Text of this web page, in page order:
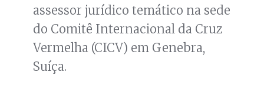
assessor jurídico temático na sede
do Comitê Internacional da Cruz
Vermelha (CICV) em Genebra,
Suíça.